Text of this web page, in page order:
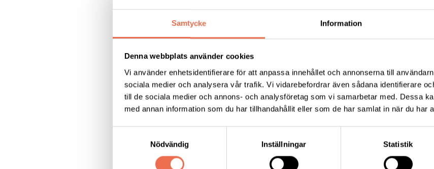
Samtycke Information
Denna webbplats använder cookies
Vi använder enhetsidentifierare för att anpassa innehållet och annonserna till
sociala medier och analysera vår trafik. Vi vidarebefordrar även sådana identifierare
till de sociala medier och annons- och analysföretag som vi samarbetar med. Dessa
med annan information som du har tillhandahållit eller som de har samlat in när du har
Nödvändig
Inställningar Statistik
vad du kan få hjälp med på en hjälpmedelscentral
KommSyn Stockholm är en länsövergripande hjälpmedelsverksamhet
hemsida
www.kommsyn.se/
Anmälan på telefon08-720 29 40eller via formulär nedansenast
Var: Vår lokal, Fatbursgatan 19.